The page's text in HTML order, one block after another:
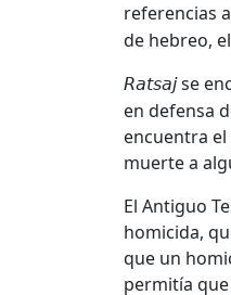
referencias a
de hebreo,
Ratsajse
en defensa
encuentra
muerte a
El Antiguo
homicida,
que un
permitía